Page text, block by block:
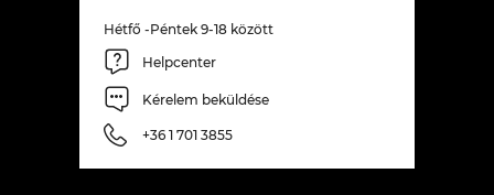
Hétfő -Péntek 9-18 között
Helpcenter
Kérelem beküldése
+36 1 701 3855